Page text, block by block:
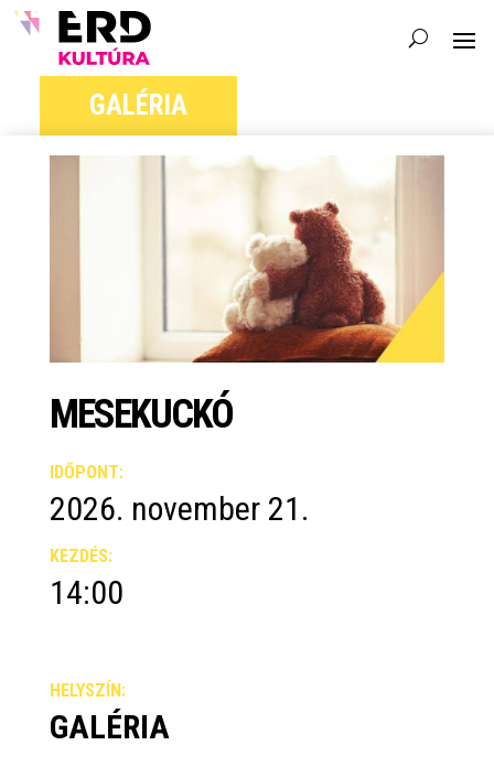
GALÉRIA
MESEKUCKÓ
IDŐPONT:
2026. november 21.
KEZDÉS:
14:00
HELYSZÍN:
GALÉRIA